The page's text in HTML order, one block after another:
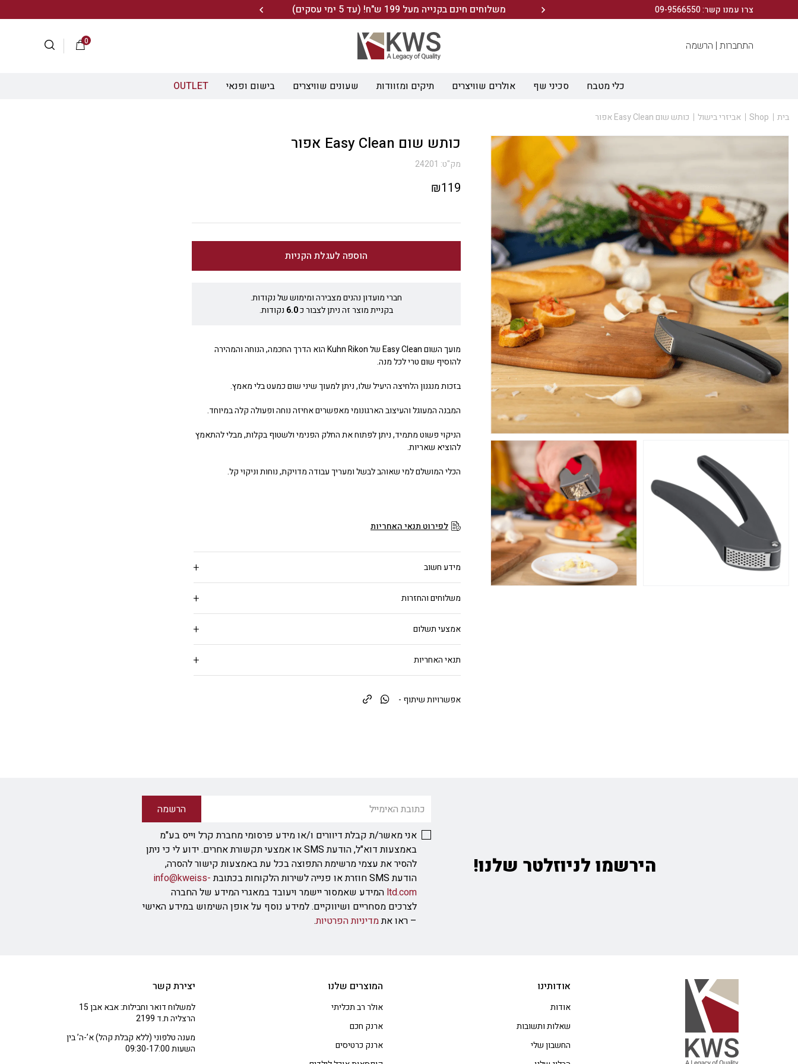
צרו עמנו קשר: 09-9566550
הירשמו לניוזלטר שלנו ותיהנו מ- 10% הנחה ברכישה הראשונה! משלוחים חינם בקנייה מעל 199 ש"ח! (עד 5 ימי עסקים)
התחברות | הרשמה 0
כלי מטבח סכיני שף אולרים שוויצרים תיקים ומזוודות שעונים שוויצרים בישום ופנאי OUTLET
בית Shop אביזרי בישול כותש שום Easy Clean אפור
כותש שום Easy Clean אפור
מק"ט: 24201
₪119
הוספה לעגלת הקניות
חברי מועדון נהנים מצבירה ומימוש של נקודות.
בקניית מוצר זה ניתן לצבור כ6.0 נקודות.
מועך השום Easy Clean של Kuhn Rikon הוא הדרך החכמה, הנוחה והמהירה
להוסיף שום טרי לכל מנה.
בזכות מנגנון הלחיצה היעיל שלו, ניתן למעוך שיני שום כמעט בלי מאמץ.
המבנה המעוגל והעיצוב הארגונומי מאפשרים אחיזה נוחה ופעולה קלה במיוחד.
הניקוי פשוט מתמיד, ניתן לפתוח את החלק הפנימי ולשטוף בקלות, מבלי להתאמץ
להוציא שאריות.
הכלי המושלם למי שאוהב לבשל ומעריך עבודה מדויקת, נוחות וניקוי קל.
לפירוט תנאי האחריות
מידע חשוב
משלוחים והחזרות
אמצעי תשלום
תנאי האחריות
אפשרויות שיתוף -
הירשמו לניוזלטר שלנו!
הרשמה
אני מאשר/ת קבלת דיוורים ו/או מידע פרסומי מחברת קרל וייס בע"מ
באמצעות דוא"ל, הודעת SMS או אמצעי תקשורת אחרים. ידוע לי כי ניתן
להסיר את עצמי מרשימת התפוצה בכל עת באמצעות קישור להסרה,
הודעת SMS חוזרת או פנייה לשירות הלקוחות בכתובת
info@kweiss-
ltd.com המידע שאמסור יישמר ויעובד במאגרי המידע של החברה
לצרכים מסחריים ושיווקיים. למידע נוסף על אופן השימוש במידע האישי
– ראו אתמדיניות הפרטיות.
אודותינו
אודות
שאלות ותשובות
החשבון שלי
המוצרים שלנו
אולר רב תכליתי
ארנק חכם
ארנק כרטיסים
יצירת קשר
למשלוח דואר וחבילות: אבא אבן 15
הרצליה ת.ד 2199
מענה טלפוני (ללא קבלת קהל) א’-ה’ בין
השעות 09:30-17:00